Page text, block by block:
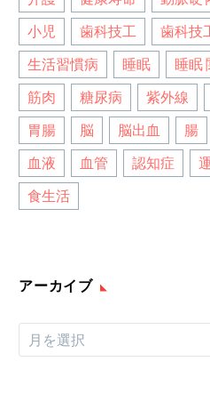
小児
歯科技工 歯科技
生活習慣病
睡眠 睡眠
筋肉
糖尿病 紫外線
胃腸
脳 脳出血 腸
血液
血管 認知症
食生活
アーカイブ
ー
月を選択